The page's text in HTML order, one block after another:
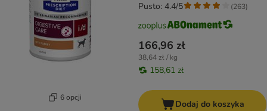
6 opcji
166,96 zł
38,64 zł / kg
158,61 zł
Pusto: 4.4/5 (263)
Dodaj do koszyka